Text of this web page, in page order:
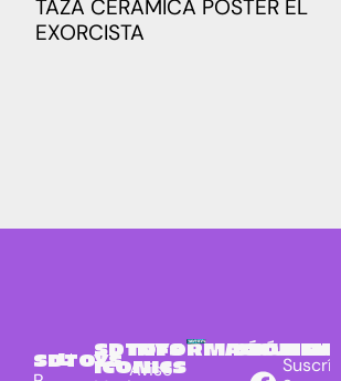
TAZA CERAMICA POSTER EL
EXORCISTA
SDTOYS
LICENCIAS
SDTOYS
ICONICS
INFORMACIÓN
Aviso